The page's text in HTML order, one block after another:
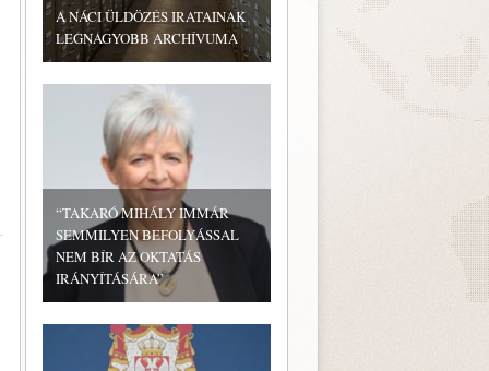
A NÁCI ÜLDÖZÉS IRATAINAK
LEGNAGYOBB ARCHÍVUMA
“TAKARÓ MIHÁLY IMMÁR
SEMMILYEN BEFOLYÁSSAL
NEM BÍR AZ OKTATÁS
IRÁNYÍTÁSÁRA”